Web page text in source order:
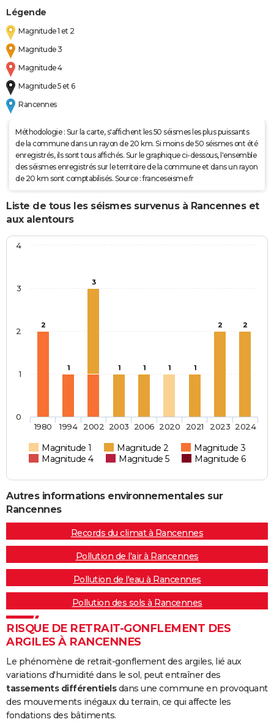
Légende
Magnitude 1 et 2
Magnitude 3
Magnitude 4
Magnitude 5 et 6
Rancennes
Méthodologie : Sur la carte, s'affichent les 50 séismes les plus puissants
de la commune dans un rayon de 20 km. Si moins de 50 séismes ont été
enregistrés, ils sont tous affichés. Sur le graphique ci-dessous, l'ensemble
des séismes enregistrés sur le territoire de la commune et dans un rayon
de 20 km sont comptabilisés. Source : franceseisme.fr
Liste de tous les séismes survenus à Rancennes et
aux alentours
2
1
3
1 1 1 1
2 2
Magnitude 1 Magnitude 2
Magnitude 3
Magnitude 4
Magnitude 5 Magnitude 6
1980 1994 2002 2003 2006 2020 2021 2023 2024
0
1
2
3
4
Autres informations environnementales sur
Rancennes
Records du climat à Rancennes
Pollution de l'air à Rancennes
Pollution de l'eau à Rancennes
Pollution des sols à Rancennes
RISQUE DE RETRAIT-GONFLEMENT DES
ARGILES À RANCENNES
Le phénomène de retrait-gonflement des argiles, lié aux
variations d'humidité dans le sol, peut entraîner des
tassements différentielsdans une commune en provoquant
des mouvements inégaux du terrain, ce qui affecte les
fondations des bâtiments.